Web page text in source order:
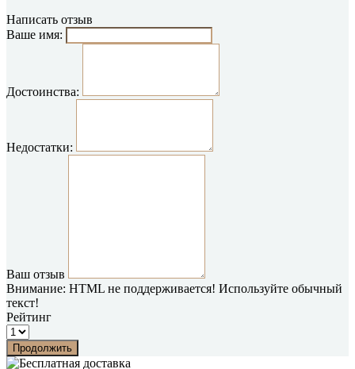
Написать отзыв
Ваше имя:
Достоинства:
Недостатки:
Ваш отзыв
Внимание: HTML не поддерживается! Используйте обычный
текст!
Рейтинг
Продолжить